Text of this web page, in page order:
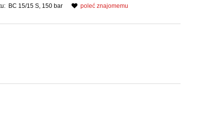
BC 15/15 S, 150 bar
poleć znajomemu